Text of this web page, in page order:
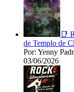
📑
de Templo de
Por: Yenny
03/06/2026